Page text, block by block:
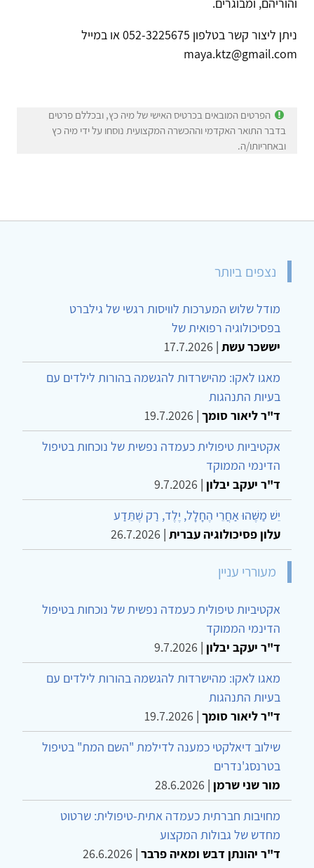
ניתן ליצור קשר בטלפון 052-3225675 או במייל
maya.ktz@gmail.com
הפרטים המובאים בכרטיס האישי של מיה כץ, ובכללם פרטים
בדבר התואר האקדמי וההכשרה המקצועית נוסחו על ידי מיה כץ
ובאחריותו/ה.
נצפים ביותר
מודל שלוש המערכות לוויסות רגשי של גילברט
בפסיכולוגיה רפואית של
יששכר עשת |
17.7.2026
מאגו לאקו: מהישרדות להגשמה בהורות לילדים עם
בעיות התנהגות
ד"ר ליאור סומך |
19.7.2026
אקטיביות טיפולית כעמדה נפשית של נוכחות בטיפול
הדינמי הממוקד
ד"ר יעקב יבלון |
9.7.2026
יֵשׁ מַשֶּׁהוּ אַחֲרֵי הֶחָלָל, יֶלֶד, רַק שֶׁתֵּדַע
עלון פסיכולוגיה עברית |
26.7.2026
מעוררי עניין
אקטיביות טיפולית כעמדה נפשית של נוכחות בטיפול
הדינמי הממוקד
ד"ר יעקב יבלון |
9.7.2026
מאגו לאקו: מהישרדות להגשמה בהורות לילדים עם
בעיות התנהגות
ד"ר ליאור סומך |
19.7.2026
שילוב דיאלקטי כמענה לדילמת "השם המת" בטיפול
בטרנסג'נדרים
מור שני שרמן |
28.6.2026
מחויבות חברתית כעמדה אתית-טיפולית: שרטוט
מחדש של גבולות המקצוע
ד"ר יהונתן דבש ומאיה פרבר |
26.6.2026